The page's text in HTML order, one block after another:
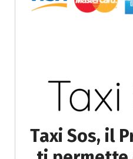
Taxi Sos, il